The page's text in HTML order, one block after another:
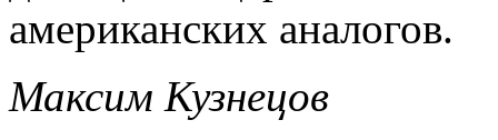
американских аналогов.
Максим Кузнецов